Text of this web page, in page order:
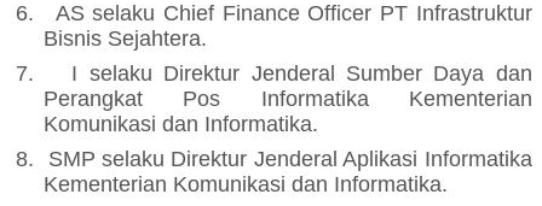
6.
AS selaku Chief Finance Officer PT Infrastruktur
Bisnis Sejahtera.
7.
I selaku Direktur Jenderal Sumber Daya dan
Perangkat Pos Informatika Kementerian
Komunikasi dan Informatika.
8.
SMP selaku Direktur Jenderal Aplikasi Informatika
Kementerian Komunikasi dan Informatika.